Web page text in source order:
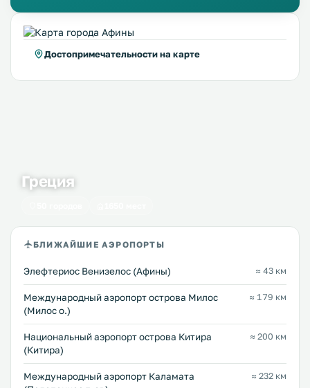
Достопримечательности на карте
Греция
БЛИЖАЙШИЕ АЭРОПОРТЫ
Элефтериос Венизелос (Афины) ≈ 43 км
Междунарoдный аэропорт острова Милос
(Милос о.)
≈ 179 км
Национальный аэропорт острова Китира
(Китира)
≈ 200 км
Международный аэропорт Каламата
≈ 232 км